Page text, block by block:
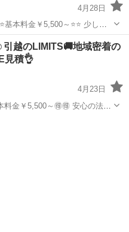
4月28日
金￥5,500～⭐️⭐️ 少しで
お問い合わせください！ 初
お見積もりからお引越し完了
越のLIMITS🚚地域密着の
見積👌
4月23日
～🉐🉐 安心の法人